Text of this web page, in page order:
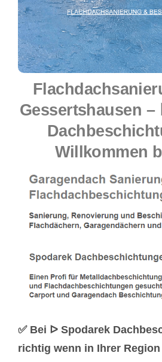
Gessertshausen
Willkommen
✅ Bei ᐅ Spodarek
richtig wenn in Ihrer